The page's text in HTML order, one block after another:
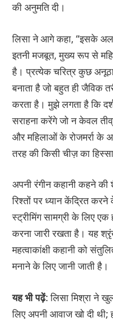
की अनुमति दी।
लिसा ने आगे कहा, “इसके
इतनी मजबूत, मुख्य रूप से
है। प्रत्येक चरित्र कुछ
बनाता है जो बहुत ही जैविक
करता है। मुझे लगता है कि
सराहना करेंगे जो न केवल
और महिलाओं के रोजमर्रा के
तरह की किसी चीज़ का
अपनी रंगीन कहानी कहने
रिश्तों पर ध्यान केंद्रित
स्ट्रीमिंग सामग्री के लिए
करना जारी रखता है। यह
महत्वाकांक्षी कहानी को
मनाने के लिए जानी जाती है।
यह भी पढ़ें: लिसा मिश्रा ने
लिए अपनी आवाज खो दी